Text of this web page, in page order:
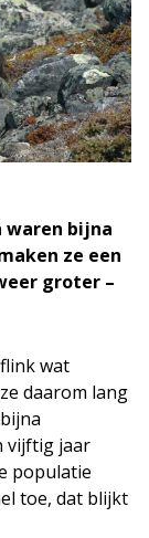
waren bijna
ze een
groter –
wat
daarom lang
vijftig jaar
populatie
toe, dat blijkt